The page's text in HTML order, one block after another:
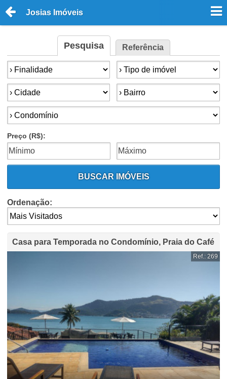
Josias Imóveis
Pesquisa Referência
Finalidade: Tipo de imóvel:
Cidade: Bairro:
Condomínios:
Preço (R$):
BUSCAR IMÓVEIS
Ordenação:
Casa para Temporada no Condomínio, Praia do Café
Ref.: 269